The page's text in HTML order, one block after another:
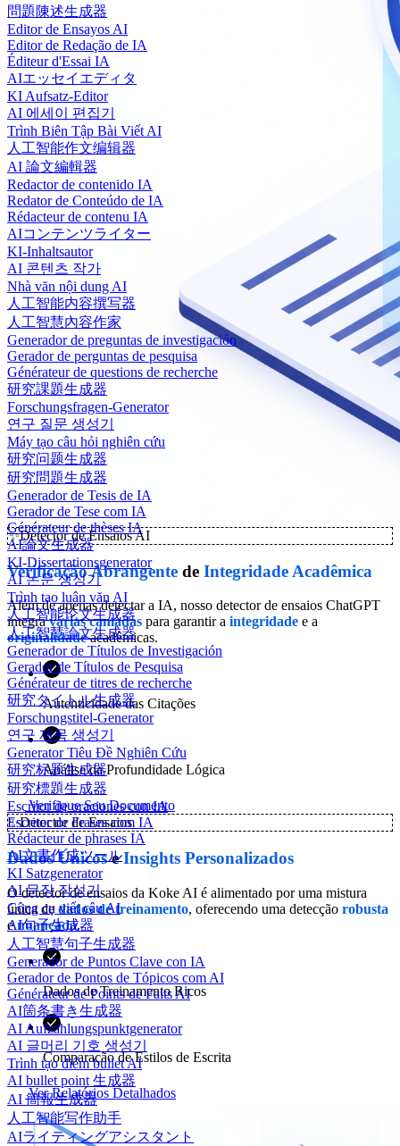
問題陳述生成器
Editor de Ensayos AI
Editor de Redação de IA
Éditeur d'Essai IA
AIエッセイエディタ
KI Aufsatz-Editor
AI 에세이 편집기
Trình Biên Tập Bài Viết AI
人工智能作文编辑器
AI 論文編輯器
Redactor de contenido IA
Redator de Conteúdo de IA
Rédacteur de contenu IA
AIコンテンツライター
KI-Inhaltsautor
AI 콘텐츠 작가
Nhà văn nội dung AI
人工智能内容撰写器
人工智慧內容作家
Generador de preguntas de investigación
Gerador de perguntas de pesquisa
Générateur de questions de recherche
研究課題生成器
Forschungsfragen-Generator
연구 질문 생성기
Máy tạo câu hỏi nghiên cứu
研究问题生成器
研究問題生成器
Generador de Tesis de IA
Gerador de Tese com IA
Générateur de thèses IA
AI論文生成器
KI-Dissertationsgenerator
AI 논문 생성기
Trình tạo luận văn AI
人工智能论文生成器
人工智慧論文生成器
Generador de Títulos de Investigación
Gerador de Títulos de Pesquisa
Générateur de titres de recherche
研究タイトル生成器
Forschungstitel-Generator
연구 제목 생성기
Generator Tiêu Đề Nghiên Cứu
研究标题生成器
研究標題生成器
Escritor de oraciones con IA
Escritor de Frases com IA
Rédacteur de phrases IA
AI文書作成ツール
KI Satzgenerator
AI 문장 작성기
Công cụ viết câu AI
AI句子生成器
人工智慧句子生成器
Generador de Puntos Clave con IA
Gerador de Pontos de Tópicos com AI
Générateur de Points de Faits AI
AI箇条書き生成器
AI Aufzählungspunktgenerator
AI 글머리 기호 생성기
Trình tạo điểm bullet AI
AI bullet point 生成器
AI 簡報生成器
人工智能写作助手
AIライティングアシスタント
✨Detector de Ensaios AI
VerificaçãoAbrangente de Integridade Acadêmica
Além de apenas detectar a IA, nosso detector de ensaios ChatGPT
integravárias camadas para garantir a integridade e a
originalidadeacadêmicas.
Autenticidade das Citações
Análise da Profundidade Lógica
Verifique Seu Documento
✨Detector de Ensaios
Dados ÚnicoseInsights Personalizados
O detector de ensaios da Koke AI é alimentado por uma mistura
única dedados de treinamento, oferecendo uma detecção robusta
enuançada.
Dados de Treinamento Ricos
Comparação de Estilos de Escrita
Ver Relatórios Detalhados